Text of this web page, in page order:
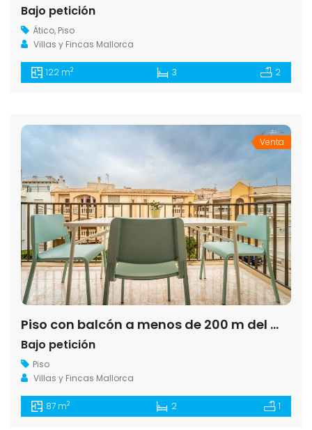
Bajo petición
Ático, Piso
Villas y Fincas Mallorca
122 m2 3 2
Venta
Piso con balcón a menos de 200 m del mar en Colonia de Sant Jordi
Bajo petición
Piso
Villas y Fincas Mallorca
87 m2 2 1